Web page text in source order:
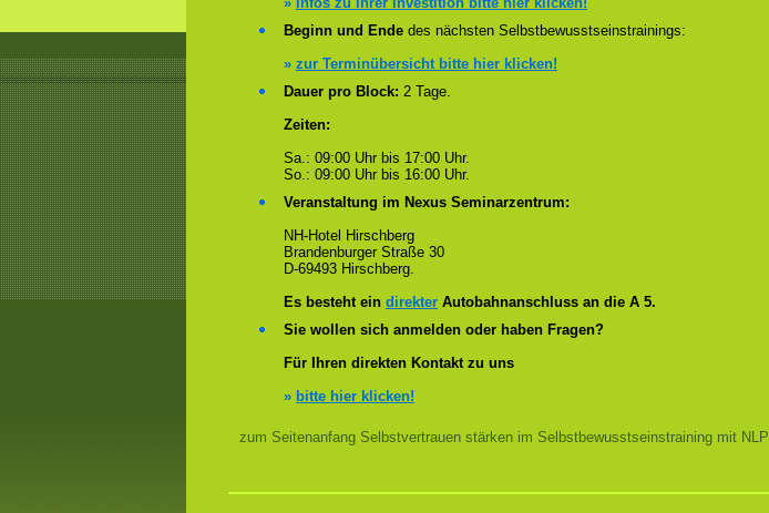
Beginn und Ende des nächsten Selbstbewusstseinstrainings:
» zur Terminübersicht bitte hier klicken!
Dauer pro Block: 2 Tage.
Zeiten:
Sa.: 09:00 Uhr bis 17:00 Uhr.
So.: 09:00 Uhr bis 16:00 Uhr.
Veranstaltung im Nexus Seminarzentrum:
NH-Hotel Hirschberg
Brandenburger Straße 30
D-69493 Hirschberg.
Es besteht ein direkter Autobahnanschluss an die A 5.
Sie wollen sich anmelden oder haben Fragen?
Für Ihren direkten Kontakt zu uns
» bitte hier klicken!
zum Seitenanfang Selbstvertrauen stärken im Selbstbewusstseinstraining mit NLP